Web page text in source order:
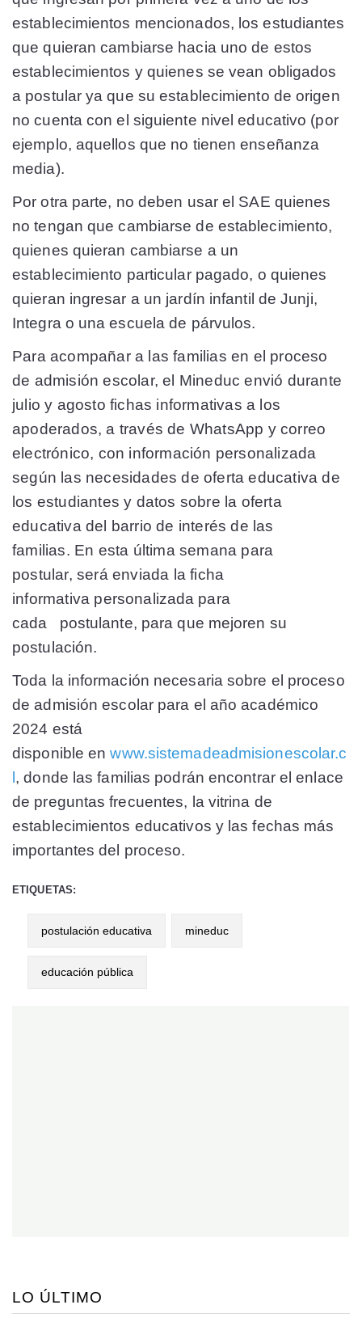
establecimientos mencionados, los estudiantes
que quieran cambiarse hacia uno de estos
establecimientos y quienes se vean obligados
a postular ya que su establecimiento de origen
no cuenta con el siguiente nivel educativo (por
ejemplo, aquellos que no tienen enseñanza
media).
Por otra parte, no deben usar el SAE quienes
no tengan que cambiarse de establecimiento,
quienes quieran cambiarse a un
establecimiento particular pagado, o quienes
quieran ingresar a un jardín infantil de Junji,
Integra o una escuela de párvulos.
Para acompañar a las familias en el proceso
de admisión escolar, el Mineduc envió durante
julio y agosto fichas informativas a los
apoderados, a través de WhatsApp y correo
electrónico, con información personalizada
según las necesidades de oferta educativa de
los estudiantes y datos sobre la oferta
educativa del barrio de interés de las
familias. En esta última semana para
postular, será enviada la ficha
informativa personalizada para
cada postulante, para que mejoren su
postulación.
Toda la información necesaria sobre el proceso
de admisión escolar para el año académico
2024 está
disponible enwww.sistemadeadmisionescolar.c
, donde las familias podrán encontrar el enlace
de preguntas frecuentes, la vitrina de
establecimientos educativos y las fechas más
importantes del proceso.
ETIQUETAS:
postulación educativa mineduc
educación pública
LO ÚLTIMO